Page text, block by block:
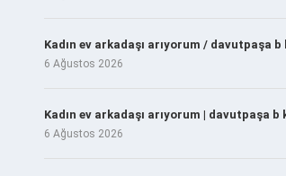
Kadın ev arkadaşı arıyorum / davutpaşa b
6 Ağustos 2026
Kadın ev arkadaşı arıyorum | davutpaşa b
6 Ağustos 2026